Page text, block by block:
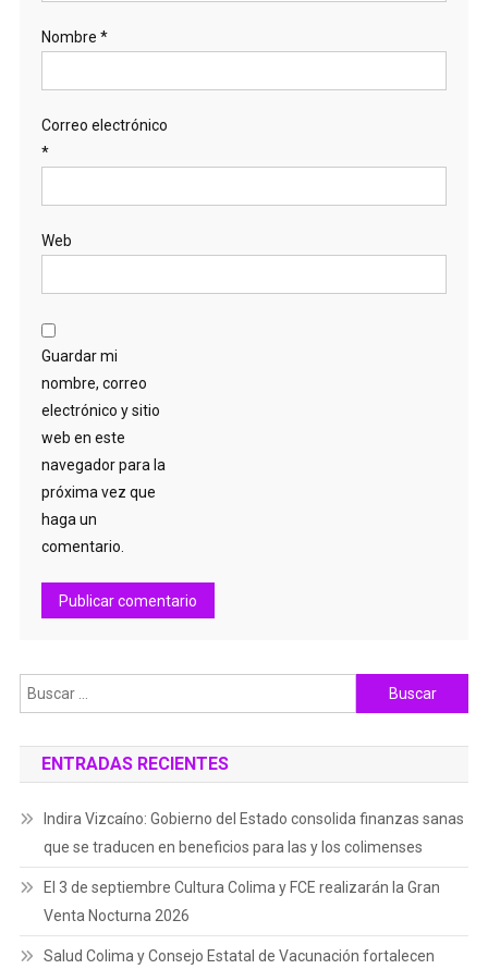
Nombre *
Correo electrónico
*
Web
Guardar mi
nombre, correo
electrónico y sitio
web en este
navegador para la
próxima vez que
haga un
comentario.
Buscar:
ENTRADAS RECIENTES
Indira Vizcaíno: Gobierno del Estado consolida finanzas sanas
que se traducen en beneficios para las y los colimenses
El 3 de septiembre Cultura Colima y FCE realizarán la Gran
Venta Nocturna 2026
Salud Colima y Consejo Estatal de Vacunación fortalecen